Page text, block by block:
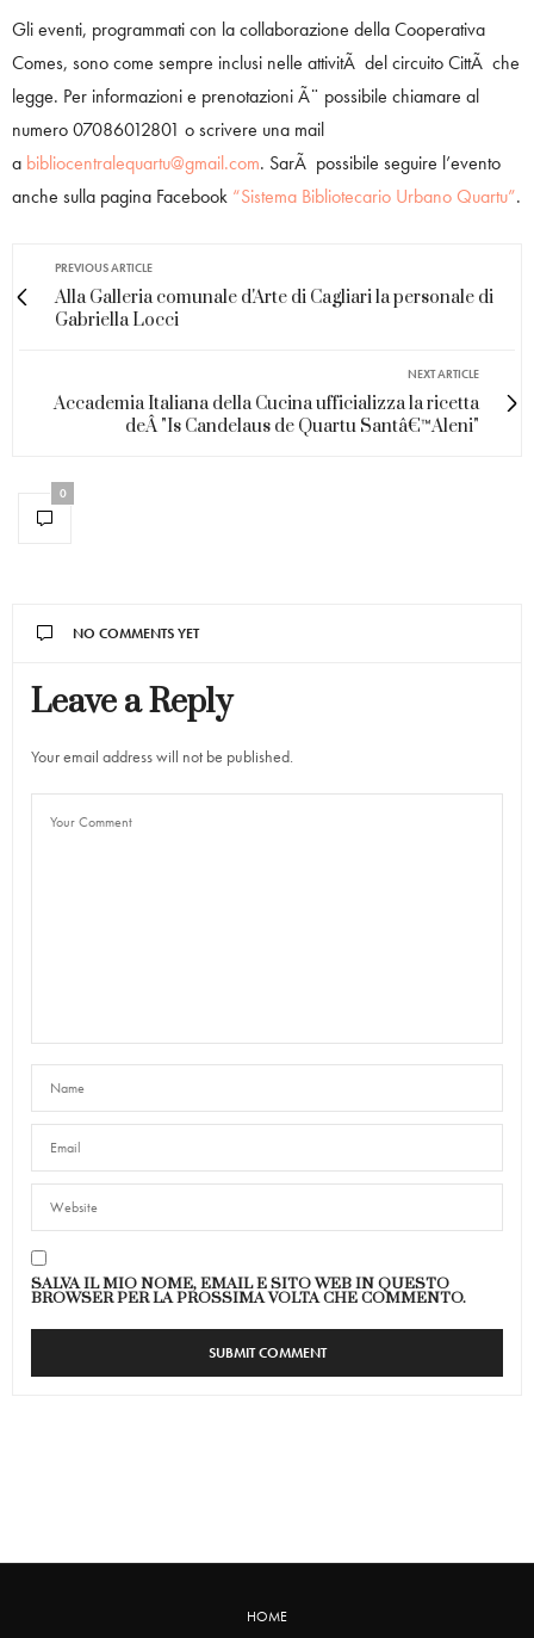
Gli eventi, programmati con la collaborazione della Cooperativa
Comes, sono come sempre inclusi nelle attivitÃ del circuito CittÃ che
legge. Per informazioni e prenotazioni Ã¨ possibile chiamare al
numero 07086012801 o scrivere una mail
a bibliocentralequartu@gmail.com. SarÃ possibile seguire l’evento
anche sulla pagina Facebook “Sistema Bibliotecario Urbano Quartu”.
PREVIOUS ARTICLE
Alla Galleria comunale d'Arte di Cagliari la personale di
Gabriella Locci
NEXT ARTICLE
Accademia Italiana della Cucina ufficializza la ricetta
deÂ "Is Candelaus de Quartu Santâ€™Aleni"
0
NO COMMENTS YET
Leave a Reply
Your email address will not be published.
SALVA IL MIO NOME, EMAIL E SITO WEB IN QUESTO
BROWSER PER LA PROSSIMA VOLTA CHE COMMENTO.
HOME